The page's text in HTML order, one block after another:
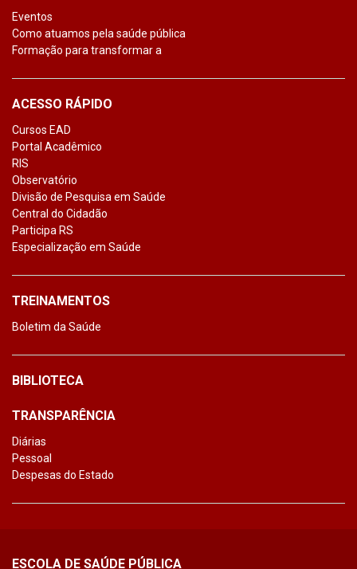
Eventos
Como atuamos pela saúde pública
Formação para transformar a
ACESSO RÁPIDO
Cursos EAD
Portal Acadêmico
RIS
Observatório
Divisão de Pesquisa em Saúde
Central do Cidadão
Participa RS
Especialização em Saúde
TREINAMENTOS
Boletim da Saúde
BIBLIOTECA
TRANSPARÊNCIA
Diárias
Pessoal
Despesas do Estado
ESCOLA DE SAÚDE PÚBLICA